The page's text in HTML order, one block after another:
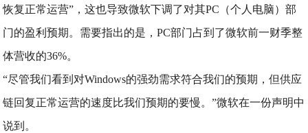
恢复正常运营”，这也导致微软下调了对其PC（个人电脑）部
门的盈利预期。需要指出的是，PC部门占到了微软前一财季整
体营收的36%。
“尽管我们看到对Windows的强劲需求符合我们的预期，但供应
链回复正常运营的速度比我们预期的要慢。”微软在一份声明中
说到。